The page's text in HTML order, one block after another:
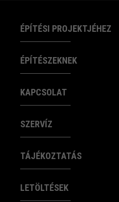
ÉPÍTÉSI PROJEKTJÉHEZ
ÉPÍTÉSZEKNEK
KAPCSOLAT
SZERVÍZ
TÁJÉKOZTATÁS
LETÖLTÉSEK